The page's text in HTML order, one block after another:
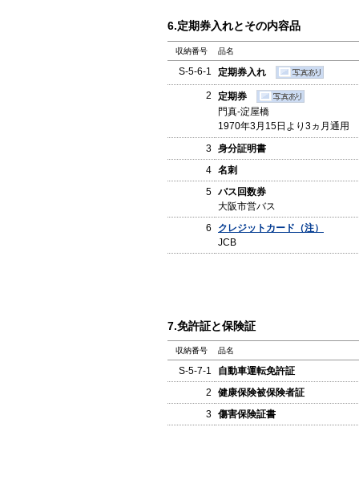
6.定期券入れとその内容品
収納番号 品名
S-5-6-1 定期券入れ
2
定期券
門真-淀屋橋
1970年3月15日より3ヵ月通用
3 身分証明書
4 名刺
5 バス回数券
大阪市営バス
6
クレジットカード（注）
JCB
7.免許証と保険証
収納番号 品名
S-5-7-1
自動車運転免許証
2
健康保険被保険者証
3 傷害保険証書